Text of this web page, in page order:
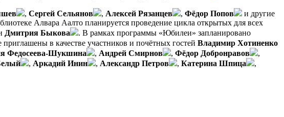
, Сергей Сельянов , Алексей Рязанцев , Фёдор Попов
и другие
Алвара Аалто планируется проведение цикла открытых для всех
Дмитрия Быкова
. В рамках программы «Юбилеи» запланировано
приглашены в качестве участников и почётных гостей Владимир Хотиненко
Федосеева-Шукшина , Андрей Смирнов , Фёдор Добронравов
,
, Аркадий Инин , Александр Петров , Катерина Шпица
,